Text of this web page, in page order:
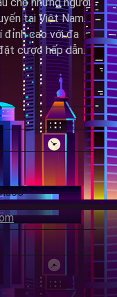
tại Việt Nam.
đỉnh cao với đa
cược hấp dẫn.